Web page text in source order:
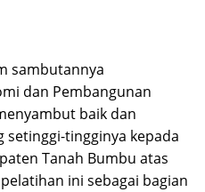
sambutannya
dan Pembangunan
baik dan
setinggi-tingginya kepada
Tanah Bumbu atas
ini sebagai bagian